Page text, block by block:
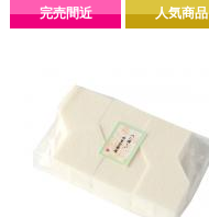
完売間近 人気商品